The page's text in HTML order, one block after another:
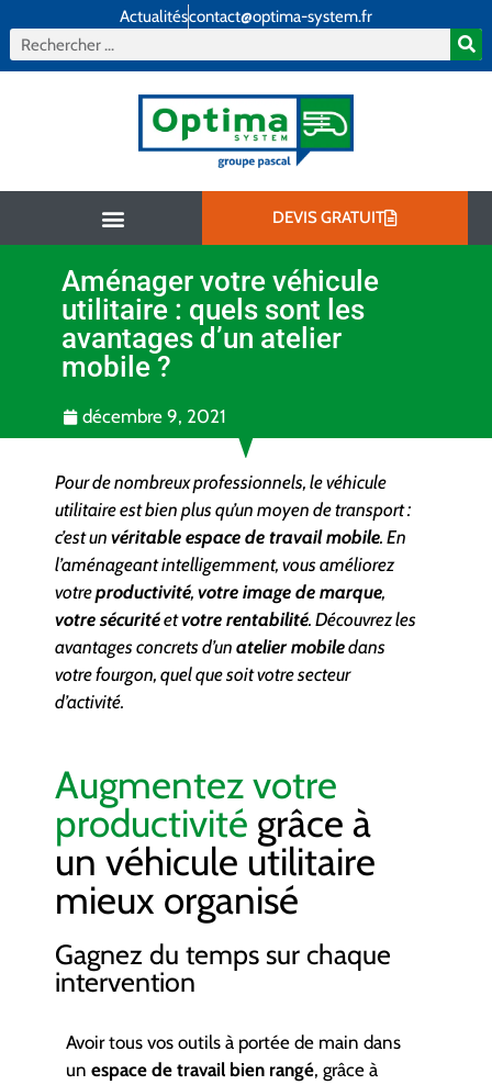
Actualitéscontact@optima-system.fr
DEVIS GRATUIT
Aménager votre véhicule
utilitaire : quels sont les
avantages d’un atelier
mobile ?
décembre 9, 2021
Pour de nombreux professionnels, le véhicule
utilitaire est bien plus qu’un moyen de transport :
c’est unvéritable espace de travail mobile. En
l’aménageant intelligemment, vous améliorez
votreproductivité,votre image de marque,
votre sécuritéetvotre rentabilité. Découvrez les
avantages concrets d’unatelier mobiledans
votre fourgon, quel que soit votre secteur
d’activité.
Augmentez votre
productivité grâce à
un véhicule utilitaire
mieux organisé
Gagnez du temps sur chaque
intervention
Avoir tous vos outils à portée de main dans
unespace de travail bien rangé, grâce à